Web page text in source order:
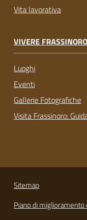
Vita lavorativa
VIVERE FRASSINORO
Luoghi
Eventi
Gallerie Fotografiche
Visita Frassinoro:
Sitemap
Piano di miglioramento